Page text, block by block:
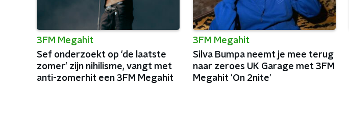
3FM Megahit
Sef onderzoekt op 'de laatste
zomer' zijn nihilisme, vangt met
anti-zomerhit een 3FM Megahit
3FM Megahit
Silva Bumpa neemt je mee terug
naar zeroes UK Garage met 3FM
Megahit 'On 2nite'